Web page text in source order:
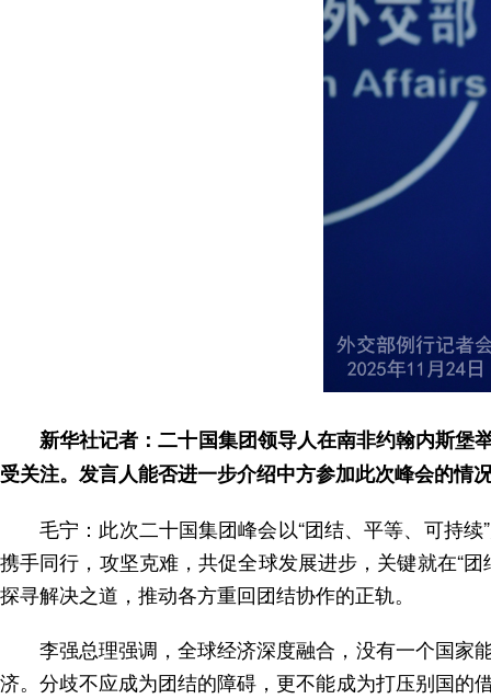
新华社记者：二十国集团领导人在南非约翰内斯堡
受关注。发言人能否进一步介绍中方参加此次峰会的情
毛宁：此次二十国集团峰会以“团结、平等、可持
携手同行，攻坚克难，共促全球发展进步，关键就在“
探寻解决之道，推动各方重回团结协作的正轨。
李强总理强调，全球经济深度融合，没有一个国家
济。分歧不应成为团结的障碍，更不能成为打压别国的